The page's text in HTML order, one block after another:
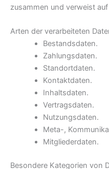
zusammen und verweist
Arten der verarbeiteten
Bestandsdaten.
Zahlungsdaten.
Standortdaten.
Kontaktdaten.
Inhaltsdaten.
Vertragsdaten.
Nutzungsdaten.
Meta-,
Mitgliederdaten.
Besondere Kategorien von